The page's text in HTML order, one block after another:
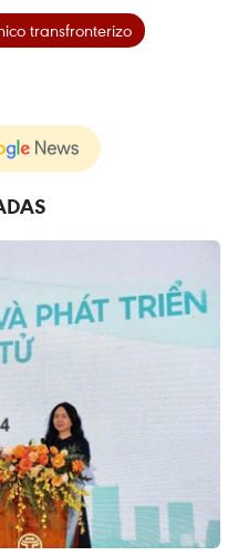
transfronterizo